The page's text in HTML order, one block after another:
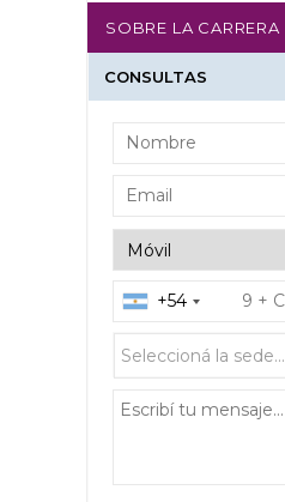
SOBRE LA CARRERA
CONSULTAS
+54
Seleccioná la sede...